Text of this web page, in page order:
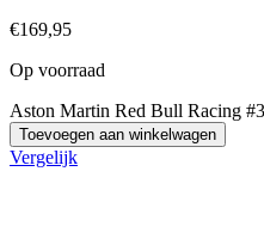
€169,95
Op voorraad
Aston Martin Red Bull Racing
Toevoegen aan winkelwagen
Vergelijk